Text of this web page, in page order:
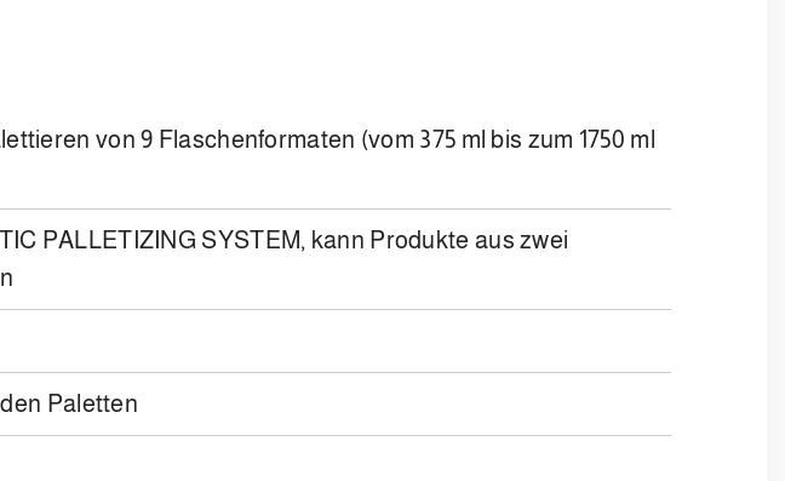
von 9 Flaschenformaten (vom 375 ml bis zum 1750 ml
PALLETIZING SYSTEM, kann Produkte aus zwei
Paletten